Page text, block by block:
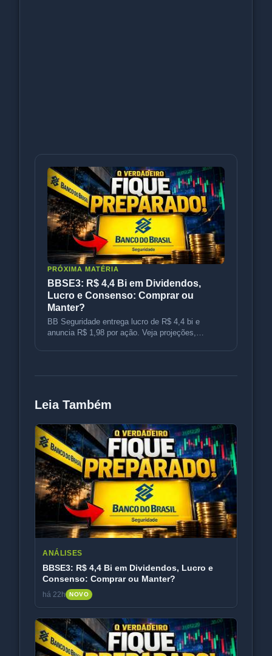
PRÓXIMA MATÉRIA
BBSE3: R$ 4,4 Bi em Dividendos,
Lucro e Consenso: Comprar ou
Manter?
BB Seguridade entrega lucro de R$ 4,4 bi e
anuncia R$ 1,98 por ação. Veja projeções,
Leia Também
ANÁLISES
BBSE3: R$ 4,4 Bi em Dividendos, Lucro e
Consenso: Comprar ou Manter?
há 22h NOVO